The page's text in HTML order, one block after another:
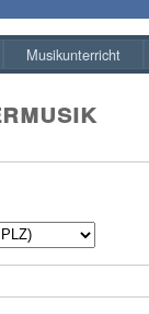
Musikunterricht